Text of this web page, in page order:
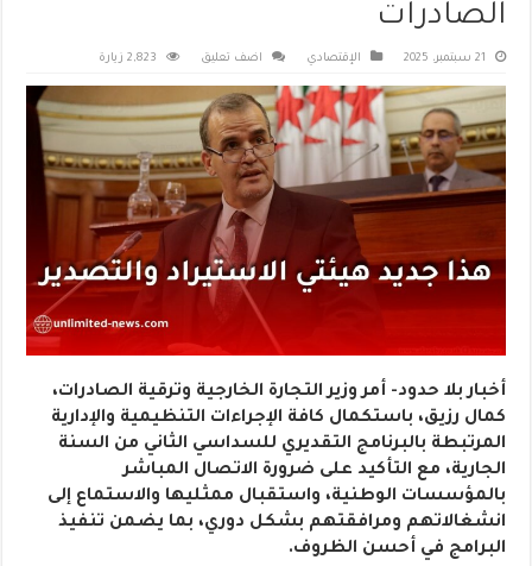
الصادرات
21 سبتمبر، 2025 الإقتصادي اضف تعليق 2,823 زيارة
أخبار بلا حدود- أمر وزير التجارة الخارجية وترقية الصادرات،
كمال رزيق، باستكمال كافة الإجراءات التنظيمية والإدارية
المرتبطة بالبرنامج التقديري للسداسي الثاني من السنة
الجارية، مع التأكيد على ضرورة الاتصال المباشر
بالمؤسسات الوطنية، واستقبال ممثليها والاستماع إلى
انشغالاتهم ومرافقتهم بشكل دوري، بما يضمن تنفيذ
البرامج في أحسن الظروف.